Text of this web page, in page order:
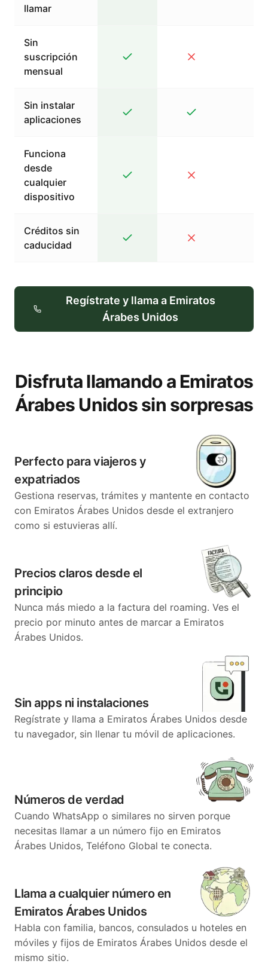
llamar
Sin
suscripción
mensual
Sin instalar
aplicaciones
Funciona
desde
cualquier
dispositivo
Créditos sin
caducidad
Regístrate y llama a Emiratos
Árabes Unidos
Disfruta llamando a Emiratos
Árabes Unidos sin sorpresas
Perfecto para viajeros y
expatriados
Gestiona reservas, trámites y mantente en contacto
con Emiratos Árabes Unidos desde el extranjero
como si estuvieras allí.
Precios claros desde el
principio
Nunca más miedo a la factura del roaming. Ves el
precio por minuto antes de marcar a Emiratos
Árabes Unidos.
Sin apps ni instalaciones
Regístrate y llama a Emiratos Árabes Unidos desde
tu navegador, sin llenar tu móvil de aplicaciones.
Números de verdad
Cuando WhatsApp o similares no sirven porque
necesitas llamar a un número fijo en Emiratos
Árabes Unidos, Teléfono Global te conecta.
Llama a cualquier número en
Emiratos Árabes Unidos
Habla con familia, bancos, consulados u hoteles en
móviles y fijos de Emiratos Árabes Unidos desde el
mismo sitio.